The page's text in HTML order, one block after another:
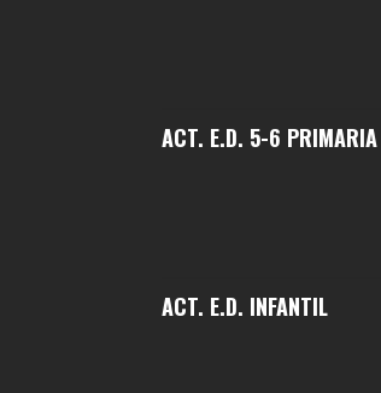
ACT. E.D. 5-6 PRIMARIA
ACT. E.D. INFANTIL